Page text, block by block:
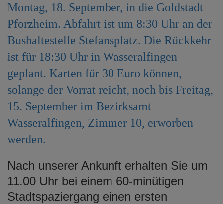
Montag, 18. September, in die Goldstadt
Pforzheim. Abfahrt ist um 8:30 Uhr an der
Bushaltestelle Stefansplatz. Die Rückkehr
ist für 18:30 Uhr in Wasseralfingen
geplant. Karten für 30 Euro können,
solange der Vorrat reicht, noch bis Freitag,
15. September im Bezirksamt
Wasseralfingen, Zimmer 10, erworben
werden.
Nach unserer Ankunft erhalten Sie um
11.00 Uhr bei einem 60-minütigen
Stadtspaziergang einen ersten